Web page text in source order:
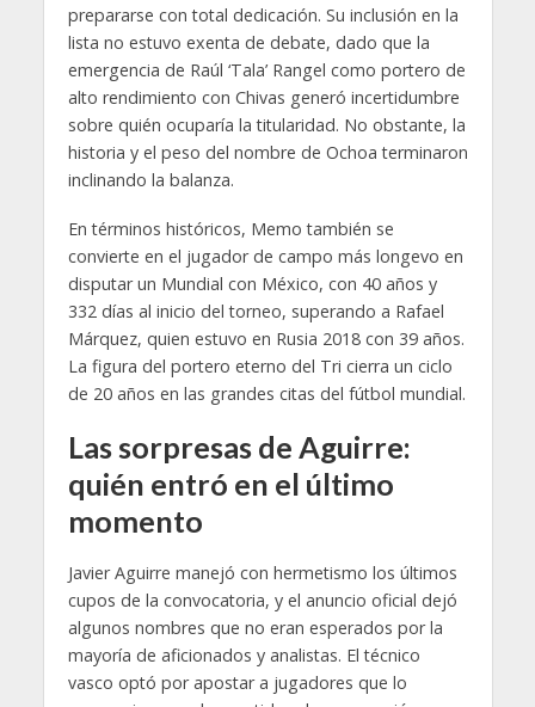
prepararse con total dedicación. Su inclusión en la
lista no estuvo exenta de debate, dado que la
emergencia de Raúl ‘Tala’ Rangel como portero de
alto rendimiento con Chivas generó incertidumbre
sobre quién ocuparía la titularidad. No obstante, la
historia y el peso del nombre de Ochoa terminaron
inclinando la balanza.
En términos históricos, Memo también se
convierte en el jugador de campo más longevo en
disputar un Mundial con México, con 40 años y
332 días al inicio del torneo, superando a Rafael
Márquez, quien estuvo en Rusia 2018 con 39 años.
La figura del portero eterno del Tri cierra un ciclo
de 20 años en las grandes citas del fútbol mundial.
Las sorpresas de Aguirre:
quién entró en el último
momento
Javier Aguirre manejó con hermetismo los últimos
cupos de la convocatoria, y el anuncio oficial dejó
algunos nombres que no eran esperados por la
mayoría de aficionados y analistas. El técnico
vasco optó por apostar a jugadores que lo